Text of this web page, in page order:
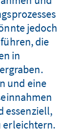
jedoch
die
in
und eine
essenziell,
erleichtern.